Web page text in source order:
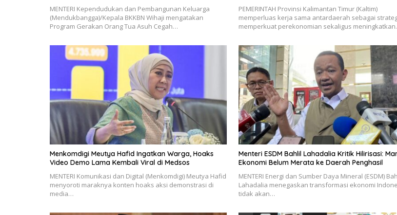
MENTERI Kependudukan dan Pembangunan Keluarga
(Mendukbangga)/Kepala BKKBN Wihaji mengatakan
Program Gerakan Orang Tua Asuh Cegah…
PEMERINTAH Provinsi Kalimantan Timur (Kaltim)
memperluas kerja sama antardaerah sebagai
memperkuat perekonomian sekaligus
Menkomdigi Meutya Hafid Ingatkan Warga, Hoaks
Video Demo Lama Kembali Viral di Medsos
MENTERI Komunikasi dan Digital (Menkomdigi) Meutya Hafid
menyoroti maraknya konten hoaks aksi demonstrasi di
media…
Menteri ESDM Bahlil Lahadalia Kritik Hilirisasi:
Ekonomi Belum Merata ke Daerah Penghasil
MENTERI Energi dan Sumber Daya Mineral (ESDM)
Lahadalia menegaskan transformasi ekonomi
tidak akan…